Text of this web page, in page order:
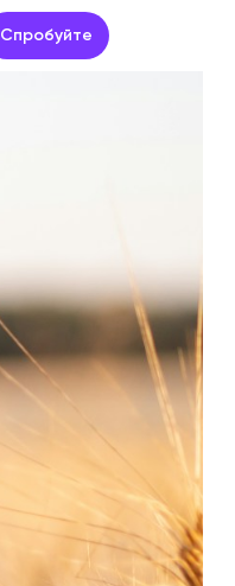
Спробуйте